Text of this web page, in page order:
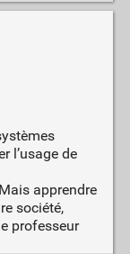
l’usage de
apprendre
société,
professeur